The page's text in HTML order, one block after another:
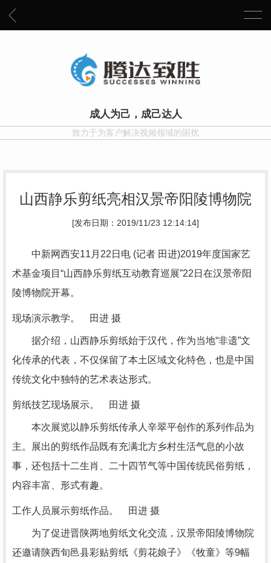
成人为己，成己达人
致力于为客户解决视频领域的困扰
山西静乐剪纸亮相汉景帝阳陵博物院
[发布日期：2019/11/23 12:14:14]
中新网西安11月22日电 (记者 田进)2019年度国家艺
术基金项目“山西静乐剪纸互动教育巡展”22日在汉景帝阳
陵博物院开幕。
现场演示教学。 田进 摄
据介绍，山西静乐剪纸始于汉代，作为当地“非遗”文
化传承的代表，不仅保留了本土区域文化特色，也是中国
传统文化中独特的艺术表达形式。
剪纸技艺现场展示。 田进 摄
本次展览以静乐剪纸传承人辛翠平创作的系列作品为
主。展出的剪纸作品既有充满北方乡村生活气息的小故
事，还包括十二生肖、二十四节气等中国传统民俗剪纸，
内容丰富、形式有趣。
工作人员展示剪纸作品。 田进 摄
为了促进晋陕两地剪纸文化交流，汉景帝阳陵博物院
还邀请陕西旬邑县彩贴剪纸《剪花娘子》《牧童》等9幅